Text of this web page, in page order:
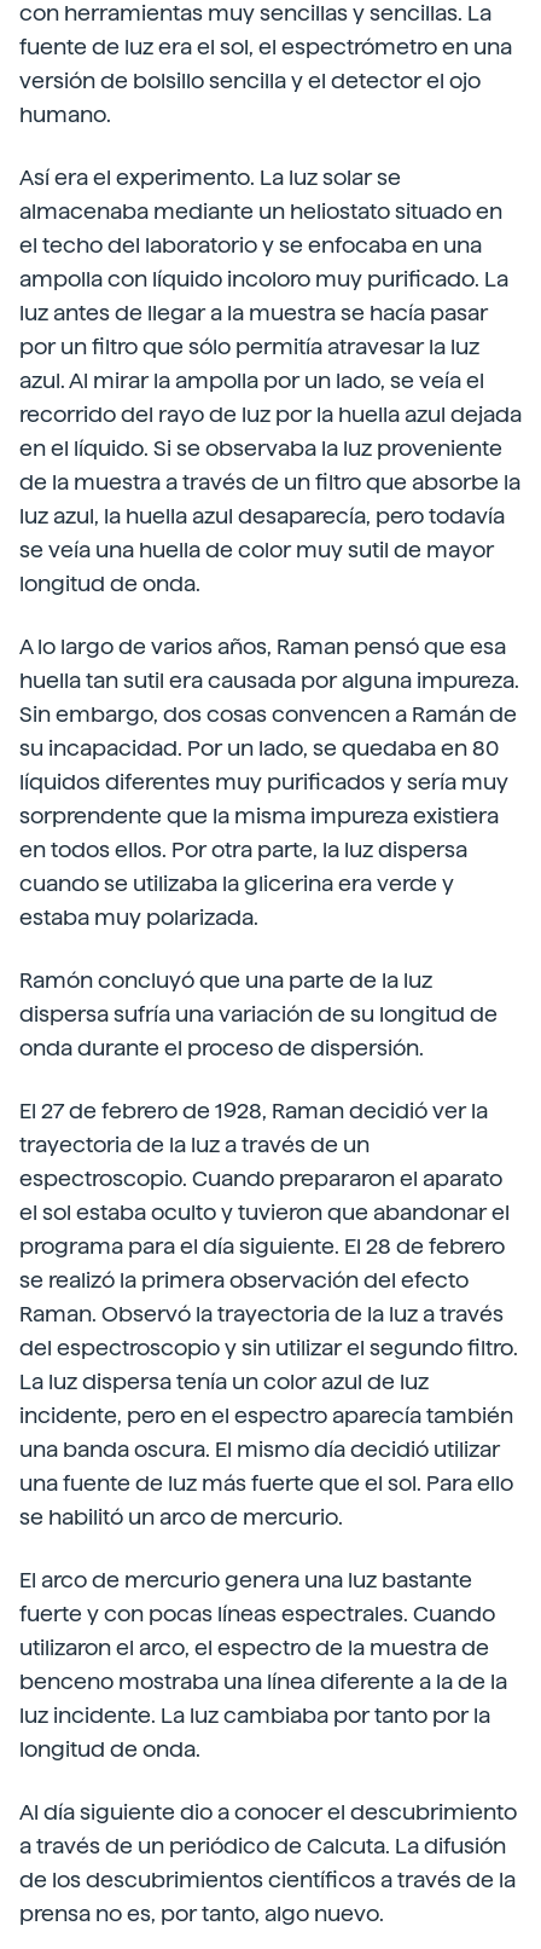
con herramientas muy sencillas y sencillas. La
fuente de luz era el sol, el espectrómetro en una
versión de bolsillo sencilla y el detector el ojo
humano.
Así era el experimento. La luz solar se
almacenaba mediante un heliostato situado en
el techo del laboratorio y se enfocaba en una
ampolla con líquido incoloro muy purificado. La
luz antes de llegar a la muestra se hacía pasar
por un filtro que sólo permitía atravesar la luz
azul. Al mirar la ampolla por un lado, se veía el
recorrido del rayo de luz por la huella azul dejada
en el líquido. Si se observaba la luz proveniente
de la muestra a través de un filtro que absorbe la
luz azul, la huella azul desaparecía, pero todavía
se veía una huella de color muy sutil de mayor
longitud de onda.
A lo largo de varios años, Raman pensó que esa
huella tan sutil era causada por alguna impureza.
Sin embargo, dos cosas convencen a Ramán de
su incapacidad. Por un lado, se quedaba en 80
líquidos diferentes muy purificados y sería muy
sorprendente que la misma impureza existiera
en todos ellos. Por otra parte, la luz dispersa
cuando se utilizaba la glicerina era verde y
estaba muy polarizada.
Ramón concluyó que una parte de la luz
dispersa sufría una variación de su longitud de
onda durante el proceso de dispersión.
El 27 de febrero de 1928, Raman decidió ver la
trayectoria de la luz a través de un
espectroscopio. Cuando prepararon el aparato
el sol estaba oculto y tuvieron que abandonar el
programa para el día siguiente. El 28 de febrero
se realizó la primera observación del efecto
Raman. Observó la trayectoria de la luz a través
del espectroscopio y sin utilizar el segundo filtro.
La luz dispersa tenía un color azul de luz
incidente, pero en el espectro aparecía también
una banda oscura. El mismo día decidió utilizar
una fuente de luz más fuerte que el sol. Para ello
se habilitó un arco de mercurio.
El arco de mercurio genera una luz bastante
fuerte y con pocas líneas espectrales. Cuando
utilizaron el arco, el espectro de la muestra de
benceno mostraba una línea diferente a la de la
luz incidente. La luz cambiaba por tanto por la
longitud de onda.
Al día siguiente dio a conocer el descubrimiento
a través de un periódico de Calcuta. La difusión
de los descubrimientos científicos a través de la
prensa no es, por tanto, algo nuevo.